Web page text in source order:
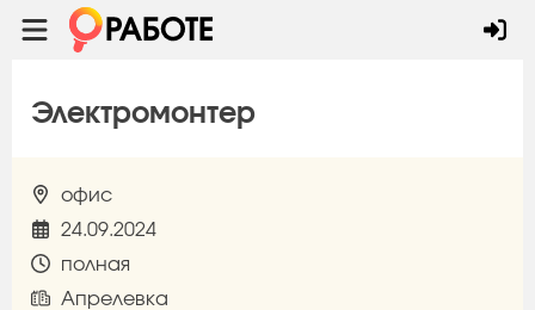
Электромонтер
офис
24.09.2024
полная
Апрелевка